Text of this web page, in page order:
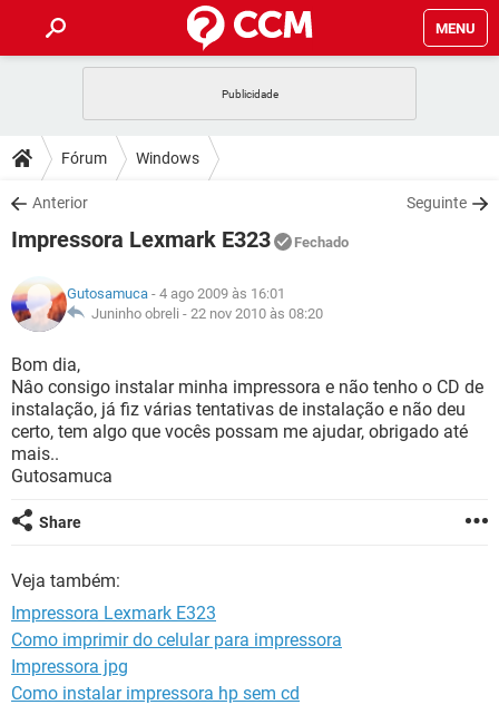
MENU
CELULAR
OUTLOOK
INSTAGRAM GMAIL
DICAS
JOGOS
INSTAGRAM GMAIL
GUIA DE COMPRAS
DOWNLOADS
JOGOS WHATSAPP
OUTLOOK EXCEL
INSTAGRAM
GUIA DE COMPRAS
FÓRUM
JOGOS WHATSAPP
CELULAR
OUTLOOK
INSTAGRAM GMAIL
GUIA DE COMPRAS
GLOSSÁRIO
JOGOS
CELULAR FACEBOOK
OUTLOOK EXCEL
INSTAGRAM
GUIA DE COMPRAS
Fórum Windows
Anterior Seguinte
Impressora Lexmark E323 Fechado
Gutosamuca - 4 ago 2009 às 16:01
Juninho obreli - 22 nov 2010 às 08:20
Bom dia,
Nâo consigo instalar minha impressora e não tenho o CD de
instalação, já fiz várias tentativas de instalação e não deu
certo, tem algo que vocês possam me ajudar, obrigado até
mais..
Gutosamuca
Share
Veja também:
Impressora Lexmark E323
Como imprimir do celular para impressora
Impressora jpg
Como instalar impressora hp sem cd